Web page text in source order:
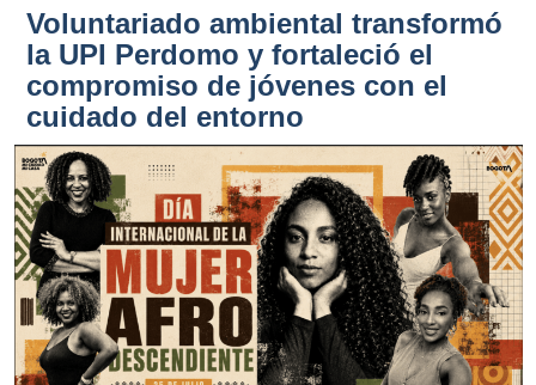
Voluntariado ambiental transformó
la UPI Perdomo y fortaleció el
compromiso de jóvenes con el
cuidado del entorno